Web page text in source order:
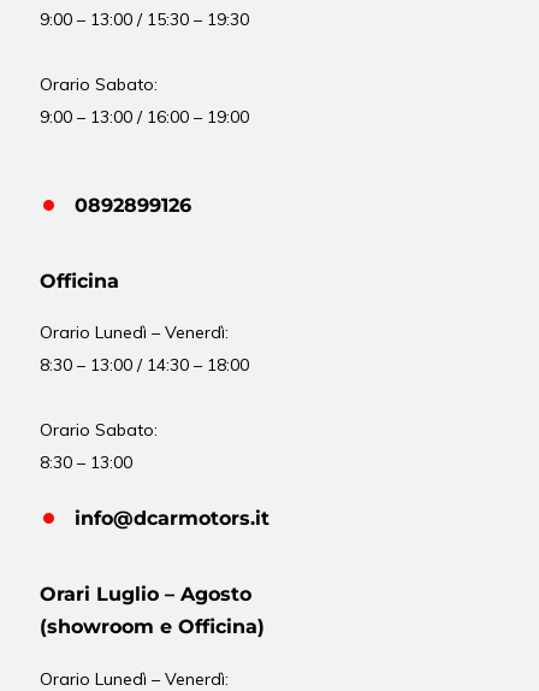
9:00 – 13:00 / 15:30 – 19:30
Orario Sabato:
9:00 – 13:00 / 16:00 – 19:00
0892899126
Officina
OrarioLunedì – Venerdì:
8:30 – 13:00 / 14:30 – 18:00
Orario Sabato:
8:30 – 13:00
info@dcarmotors.it
Orari Luglio – Agosto
(showroom e Officina)
OrarioLunedì – Venerdì: